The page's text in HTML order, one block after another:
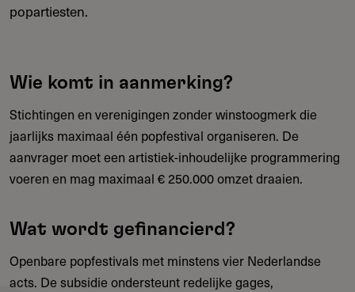
popartiesten.
Wie komt in aanmerking?
Stichtingen en verenigingen zonder winstoogmerk die
jaarlijks maximaal één popfestival organiseren. De
aanvrager moet een artistiek-inhoudelijke programmering
voeren en mag maximaal € 250.000 omzet draaien.
Wat wordt gefinancierd?
Openbare popfestivals met minstens vier Nederlandse
acts. De subsidie ondersteunt redelijke gages,